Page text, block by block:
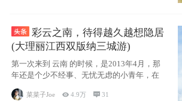
彩云之南，待得越久越想隐居
(大理丽江西双版纳三城游)
第一次来到 云南 的时候，是2013年4月，那
年还是个少不经事、无忧无虑的小青年，在
菜菜子Joe 4.9万 31